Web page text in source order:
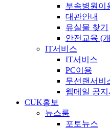
부속병원이
대관안내
유실물 찾기
안전교육 (
IT서비스
IT서비스
PC이용
무선랜서비
웹메일 공
CUK홍보
뉴스룸
포토뉴스